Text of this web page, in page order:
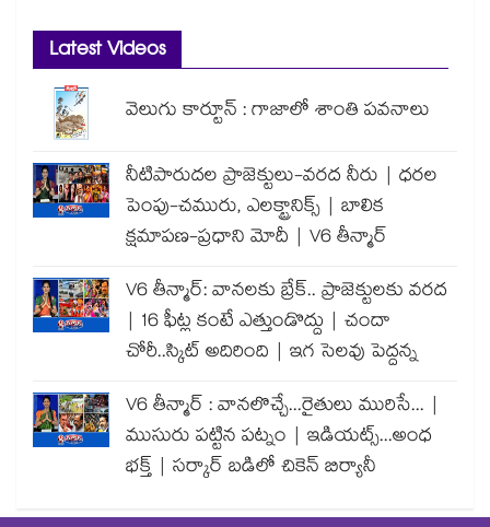
Latest Videos
వెలుగు కార్టూన్ : గాజాలో శాంతి పవనాలు
నీటిపారుదల ప్రాజెక్టులు-వరద నీరు | ధరల
పెంపు-చమురు, ఎలక్ట్రానిక్స్ | బాలిక
క్షమాపణ-ప్రధాని మోదీ | V6 తీన్మార్
V6 తీన్మార్: వానలకు బ్రేక్.. ప్రాజెక్టులకు వరద
| 16 ఫీట్ల కంటే ఎత్తుండొద్దు | చందా
చోరీ..స్కిట్ అదిరింది | ఇగ సెలవు పెద్దన్న
V6 తీన్మార్ : వానలొచ్చే...రైతులు మురిసే... |
ముసురు పట్టిన పట్నం | ఇడియట్స్...అంధ
భక్త్ | సర్కార్ బడిలో చికెన్ బిర్యానీ